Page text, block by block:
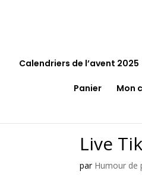
Calendriers de l’avent 2025
Panier Mon
Live
par Humour de